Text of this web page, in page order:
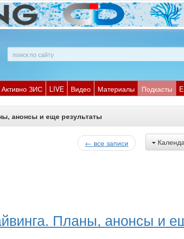
Активно ЗИС LIVE Видео Материалы Подкасты
анонсы и еще результаты
← все записи
Планы, анонсы и